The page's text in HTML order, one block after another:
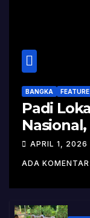
BANGKA FEATURE
Padi
Kisah
Varietas
APRIL 1, 2026
ADA KOMENTAR